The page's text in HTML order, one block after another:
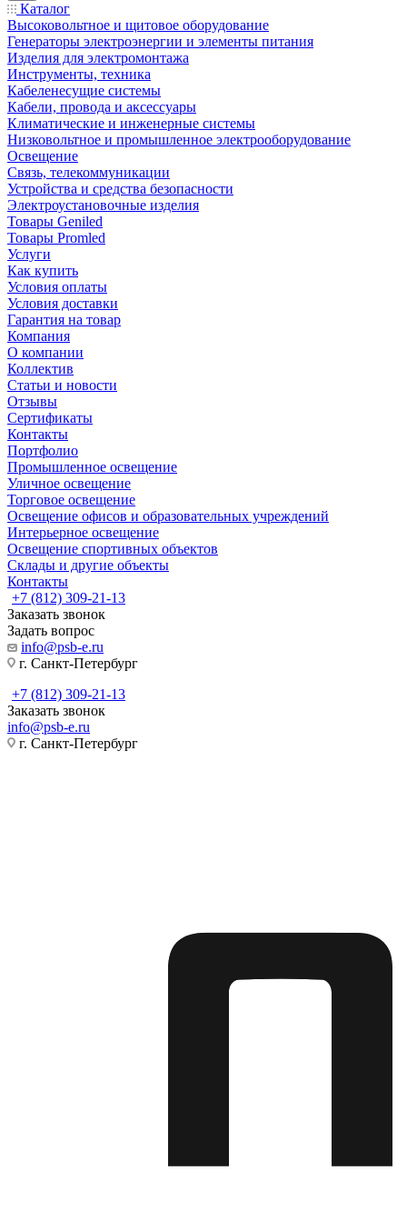
Каталог
Высоковольтное и щитовое оборудование
Генераторы электроэнергии и элементы питания
Изделия для электромонтажа
Инструменты, техника
Кабеленесущие системы
Кабели, провода и аксессуары
Климатические и инженерные системы
Низковольтное и промышленное электрооборудование
Освещение
Связь, телекоммуникации
Устройства и средства безопасности
Электроустановочные изделия
Товары Geniled
Товары Promled
Услуги
Как купить
Условия оплаты
Условия доставки
Гарантия на товар
Компания
О компании
Коллектив
Статьи и новости
Отзывы
Сертификаты
Контакты
Портфолио
Промышленное освещение
Уличное освещение
Торговое освещение
Освещение офисов и образовательных учреждений
Интерьерное освещение
Освещение спортивных объектов
Склады и другие объекты
Контакты
+7 (812) 309-21-13
Заказать звонок
Задать вопрос
info@psb-e.ru
г. Санкт-Петербург
+7 (812) 309-21-13
Заказать звонок
info@psb-e.ru
г. Санкт-Петербург